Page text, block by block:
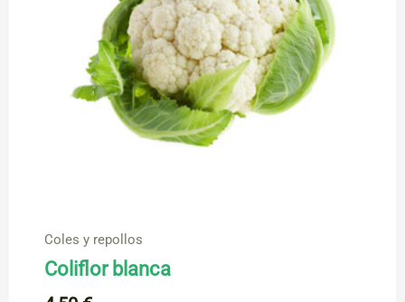
Coles y repollos
Coliflor blanca